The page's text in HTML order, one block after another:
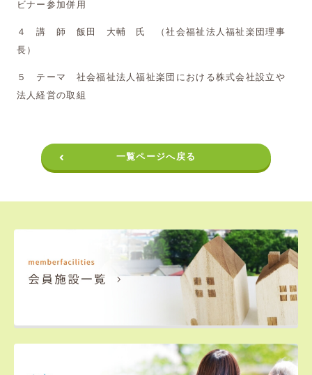
ビナー参加併用
４ 講 師 飯田 大輔 氏 （社会福祉法人福祉楽団理事
長）
５ テーマ 社会福祉法人福祉楽団における株式会社設立や
法人経営の取組
一覧ページへ戻る